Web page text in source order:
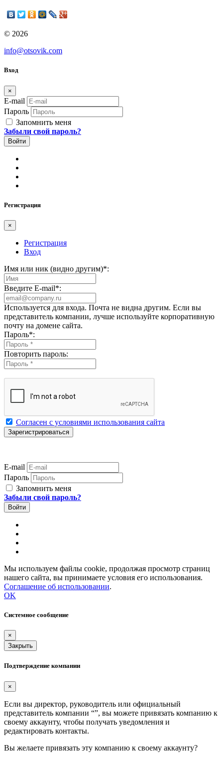
© 2026
info@otsovik.com
Вход
×
E-mail
Пароль
Запомнить меня
Забыли свой пароль?
Регистрация
×
Регистрация
Вход
Имя или ник (видно другим)*:
Введите E-mail*:
Используется для входа. Почта не видна другим. Если вы
представитель компании, лучше используйте корпоративную
почту на домене сайта.
Пароль*:
Повторить пароль:
Согласен с условиями использования сайта
E-mail
Пароль
Запомнить меня
Забыли свой пароль?
Мы используем файлы cookie, продолжая просмотр страниц
нашего сайта, вы принимаете условия его использования.
Соглашение об использовании.
OK
Системное сообщение
×
Закрыть
Подтверждение компании
×
Если вы директор, руководитель или официальный
представитель компании “”, вы можете привязать компанию к
своему аккаунту, чтобы получать уведомления и
редактировать контакты.
Вы желаете привязать эту компанию к своему аккаунту?